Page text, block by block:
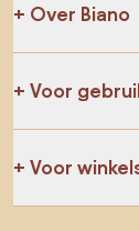
Over Biano
Voor
Voor